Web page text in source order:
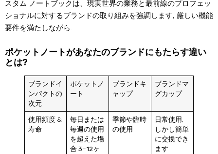
スタム ノートブックは、現実世界の業務と最前線のプロフェッ
ショナルに対するブランドの取り組みを強調します, 厳しい機能
要件を満たしながら.
ポケットノートがあなたのブランドにもたらす違い
とは?
ブランドイ
ンパクトの
次元
ポケットノ
ート
ブランドキ
ャップ
ブランドマ
グカップ
使用頻度 &
寿命
毎日または
毎週の使用
を超えた場
合 3–12ヶ
季節や臨時
の使用
日常使用,
しかし簡単
に交換でき
ます